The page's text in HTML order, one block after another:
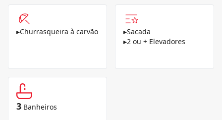
▸Churrasqueira à carvão ▸Sacada
▸2 ou + Elevadores
3 Banheiros